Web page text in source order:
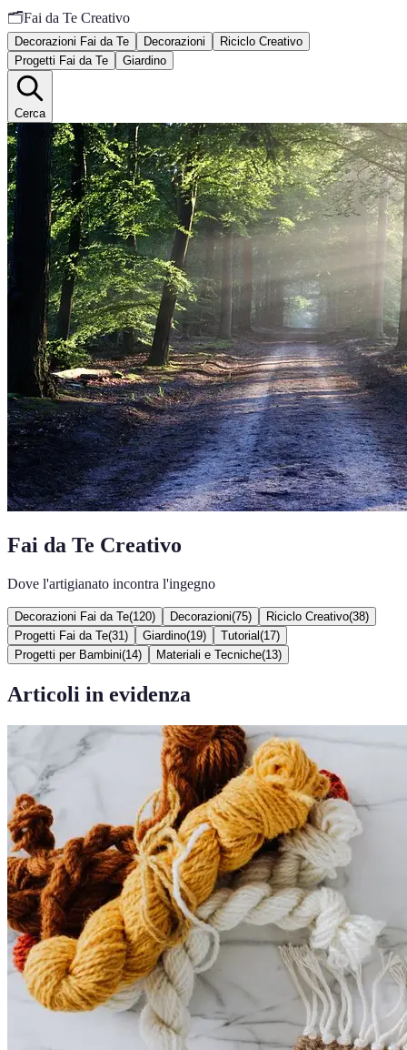
🗂️Fai da Te Creativo
Decorazioni Fai da Te Decorazioni
Riciclo Creativo
Progetti Fai da Te
Giardino
Cerca
Fai da Te Creativo
Dove l'artigianato incontra l'ingegno
Decorazioni Fai da Te(120) Decorazioni(75) Riciclo Creativo(38)
Progetti Fai da Te(31 ) Giardino(19) Tutorial (17)
Progetti per Bambini(14) Materiali e Tecniche(13)
Articoli in evidenza